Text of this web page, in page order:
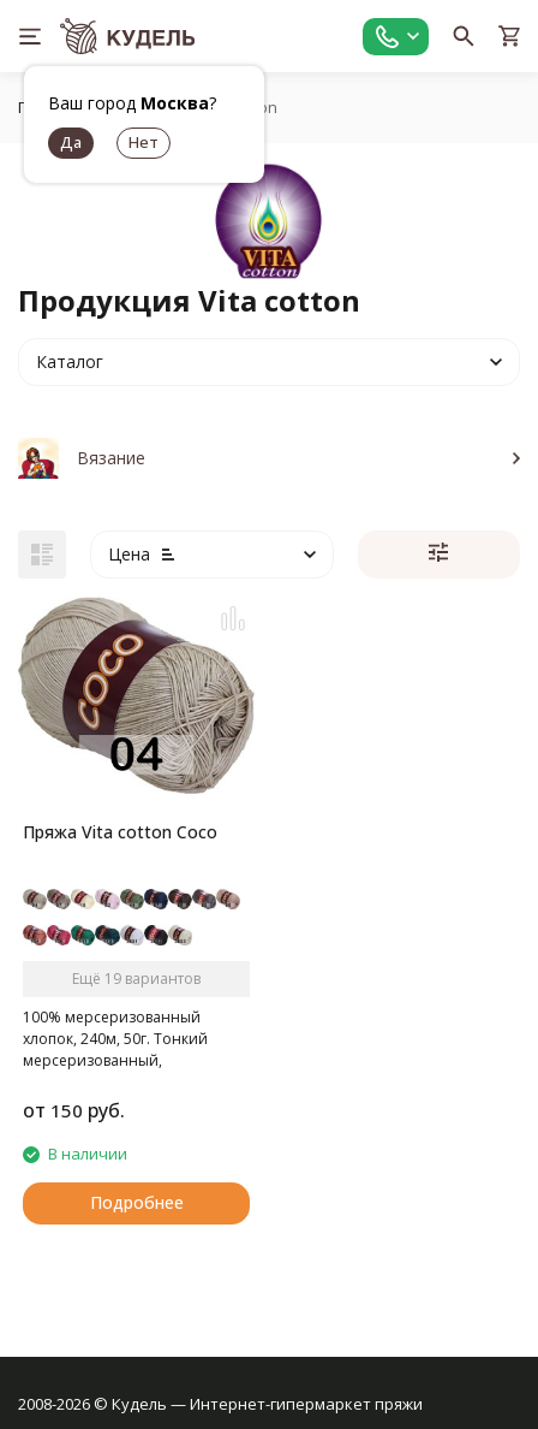
Ваш город Москва?
Главная Бренды Vita cotton
Продукция Vita cotton
Каталог
Вязание
Цена
Пряжа Vita cotton Coco
Ещё 19 вариантов
100% мерсеризованный
хлопок, 240м, 50г. Тонкий
мерсеризованный,
от 150 руб.
В наличии
Подробнее
2008-2026 © Кудель — Интернет-гипермаркет пряжи